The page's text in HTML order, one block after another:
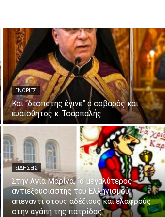
ΕΝΟΡΙΕΣ
Και “δεσπότης έγινε” o σοβαρός και
ευαίσθητος κ. Τσαρπαλής
ΕΙΔΗΣΕΙΣ
Στην Αγία Μαρίνα, “ο μεγαλύτερος
αντιεξουσιαστής του Ελληνισμού,
απέναντι στους αδέξιους και ελαφρούς
στην αγάπη της πατρίδας”